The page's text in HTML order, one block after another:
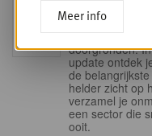
15
Mis deze
Belgische
doorgronden.
update ontdek
de
helder zicht op
verzamel je
een sector die
ooit.
Meer info